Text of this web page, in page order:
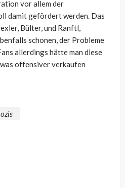
vor allem der
damit gefördert werden. Das
Bülter, und Ranftl,
schonen, der Probleme
allerdings hätte man diese
offensiver verkaufen